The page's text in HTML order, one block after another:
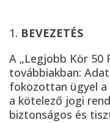
BEVEZETÉS
A „Legjobb Kör 50
továbbiakban:
fokozottan ügyel a
a kötelező jogi
biztonságos és